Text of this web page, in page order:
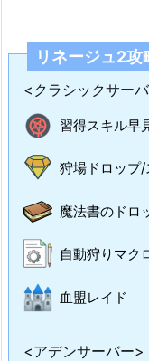
リネージュ2攻
<クラシックサー
習得スキル早
狩場ドロップ
魔法書のドロ
自動狩りマク
血盟レイド
<アデンサーバー>